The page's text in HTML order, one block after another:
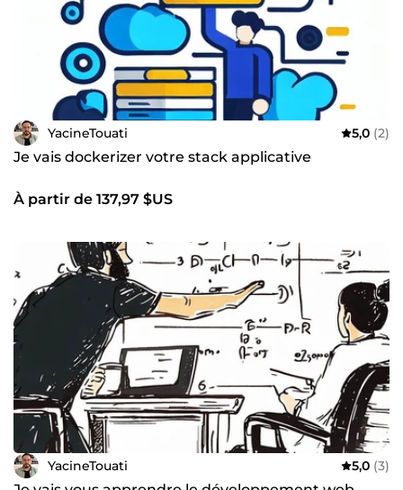
YacineTouati 5,0 (2)
Je vais dockerizer votre stack applicative
À partir de 137,97 $US
YacineTouati 5,0 (3)